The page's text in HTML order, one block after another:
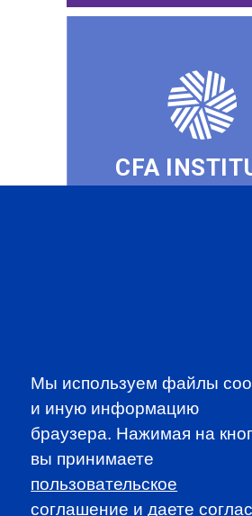
CFA
to be the first to
CFA news, events an
CFA Association Russia.
Мы используем файлы
и иную информацию
браузера. Нажимая на
вы принимаете
пользовательское
соглашение и даете